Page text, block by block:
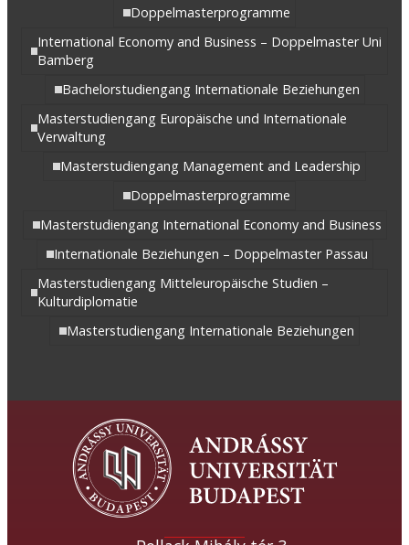
Doppelmasterprogramme
International Economy and Business – Doppelmaster Uni
Bamberg
Bachelorstudiengang Internationale Beziehungen
Masterstudiengang Europäische und Internationale
Verwaltung
Masterstudiengang Management and Leadership
Doppelmasterprogramme
Masterstudiengang International Economy and Business
Internationale Beziehungen – Doppelmaster Passau
Masterstudiengang Mitteleuropäische Studien –
Kulturdiplomatie
Masterstudiengang Internationale Beziehungen